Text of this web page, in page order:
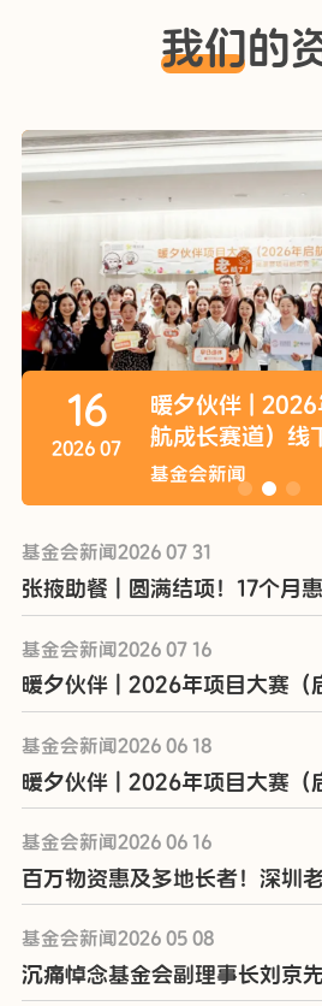
我们的
16
2026 07
暖夕伙伴 |
航成长赛道）线
会在深圳举行
基金会新闻
基金会新闻2026 07 31
基金会新闻2026 07 16
基金会新闻2026 06 18
基金会新闻2026 06 16
基金会新闻2026 05 08
沉痛悼念基金会副理事长刘京